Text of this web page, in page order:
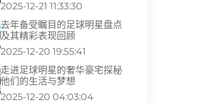
2025-12-21 11:33:30
去年备受瞩目的足球明星盘点
及其精彩表现回顾
2025-12-20 19:55:41
走进足球明星的奢华豪宅探秘
他们的生活与梦想
2025-12-20 04:03:04